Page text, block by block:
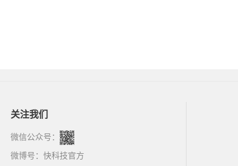
关注我们
微信公众号：
微博号： 快科技官方